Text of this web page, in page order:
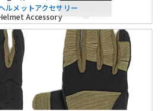
ルメットアクセサリー
Accessory